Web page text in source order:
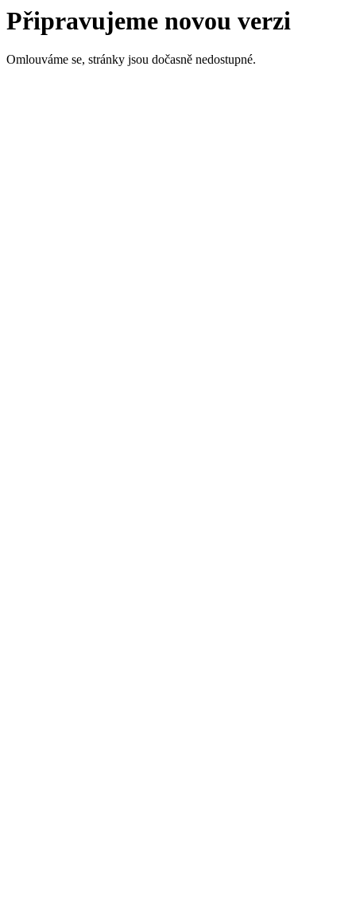
Připravujeme novou verzi
Omlouváme se, stránky jsou dočasně nedostupné.